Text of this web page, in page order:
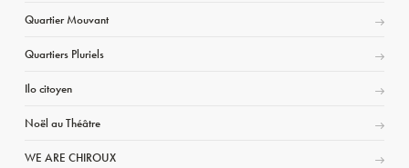
Quartier Mouvant
Quartiers Pluriels
Ilo citoyen
Noël au Théâtre
WE ARE CHIROUX